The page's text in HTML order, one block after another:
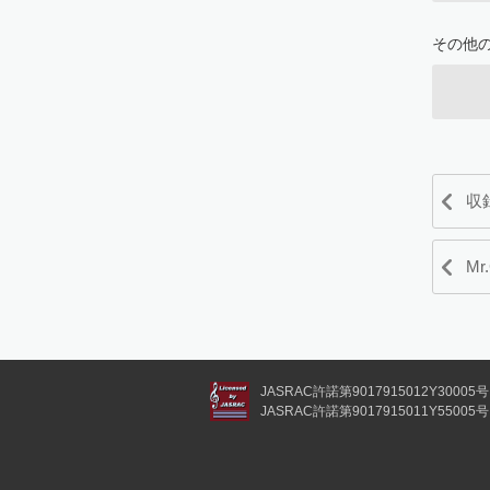
その他
収
JASRAC許諾第9017915012Y30005号
JASRAC許諾第9017915011Y55005号